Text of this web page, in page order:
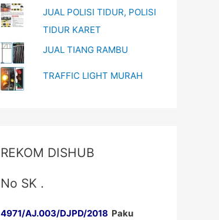
JUAL POLISI TIDUR, POLISI
TIDUR KARET
JUAL TIANG RAMBU
TRAFFIC LIGHT MURAH
REKOM DISHUB
No SK .
4971/AJ.003/DJPD/2018 Paku